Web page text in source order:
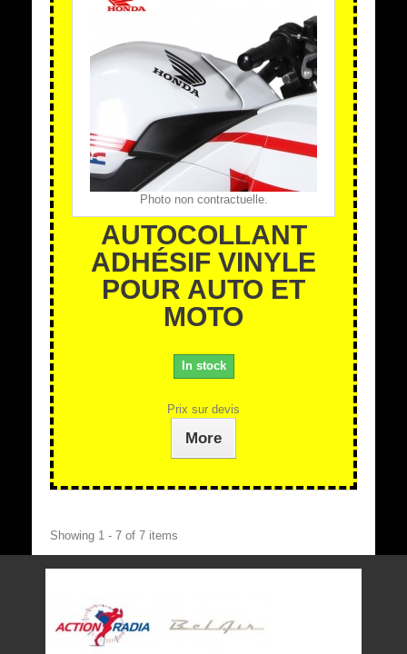
Photo non contractuelle.
AUTOCOLLANT
ADHÉSIF VINYLE
POUR AUTO ET
MOTO
In stock
Prix sur devis
More
Showing 1 - 7 of 7 items